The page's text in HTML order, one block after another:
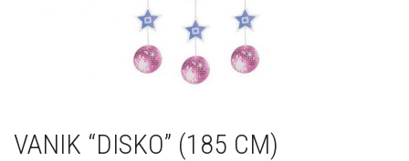
VANIK “DISKO” (185 CM)